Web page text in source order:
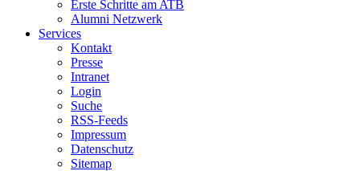
Erste Schritte am ATB
Alumni Netzwerk
Services
Kontakt
Presse
Intranet
Login
Suche
RSS-Feeds
Impressum
Datenschutz
Sitemap